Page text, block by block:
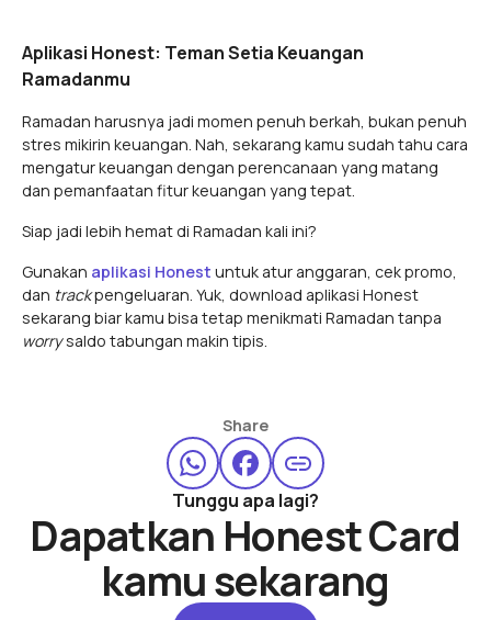
Aplikasi Honest: Teman Setia Keuangan
Ramadanmu
Ramadan harusnya jadi momen penuh berkah, bukan penuh
stres mikirin keuangan. Nah, sekarang kamu sudah tahu cara
mengatur keuangan dengan perencanaan yang matang
dan pemanfaatan fitur keuangan yang tepat.
Siap jadi lebih hemat di Ramadan kali ini?
Gunakan aplikasi Honest untuk atur anggaran, cek promo,
dan trackpengeluaran. Yuk, download aplikasi Honest
sekarang biar kamu bisa tetap menikmati Ramadan tanpa
worrysaldo tabungan makin tipis.
Share
Tunggu apa lagi?
Dapatkan Honest Card
kamu sekarang